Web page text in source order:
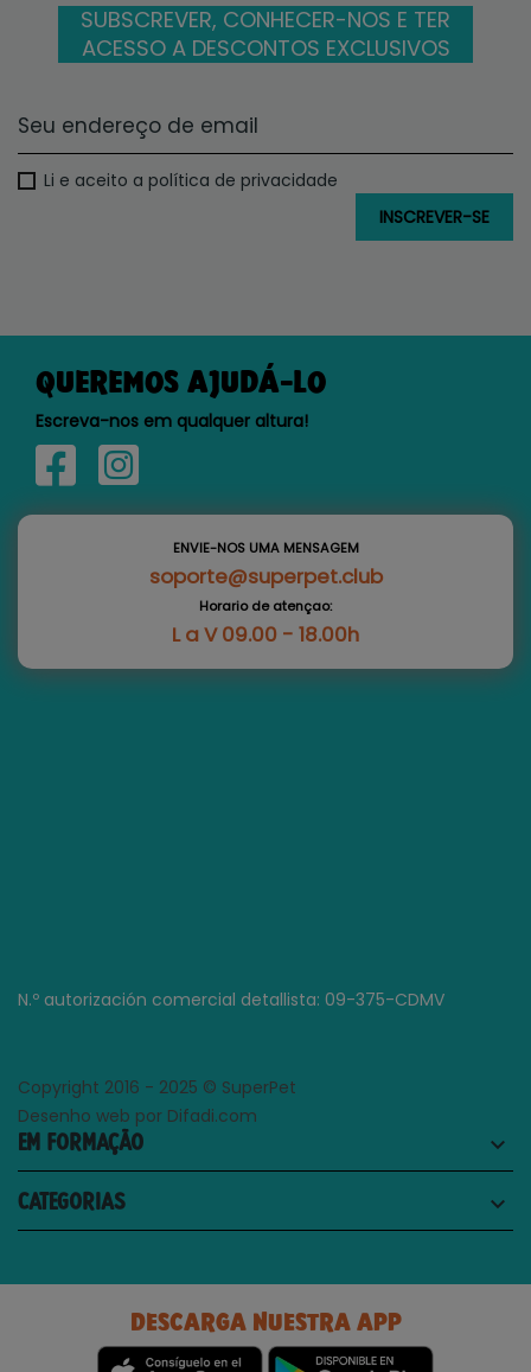
SUBSCREVER, CONHECER-NOS E TER
ACESSO A DESCONTOS EXCLUSIVOS
Li e aceito a política de privacidade
QUEREMOS AJUDÁ-LO
Escreva-nos em qualquer altura!
ENVIE-NOS UMA MENSAGEM
soporte@superpet.club
Horario de atençao:
L a V 09.00 - 18.00h
N.º autorización comercial detallista: 09-375-CDMV
Copyright 2016 - 2025 © SuperPet
Desenho web por Difadi.com
EM FORMAÇÃO keyboard_arrow_down
CATEGORIAS keyboard_arrow_down
DESCARGA NUESTRA APP